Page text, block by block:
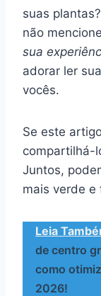
suas
não
sua
adorar ler
vocês.
Se este
compartilhá-
Juntos,
mais verde e
Leia
de centro
como
2026!